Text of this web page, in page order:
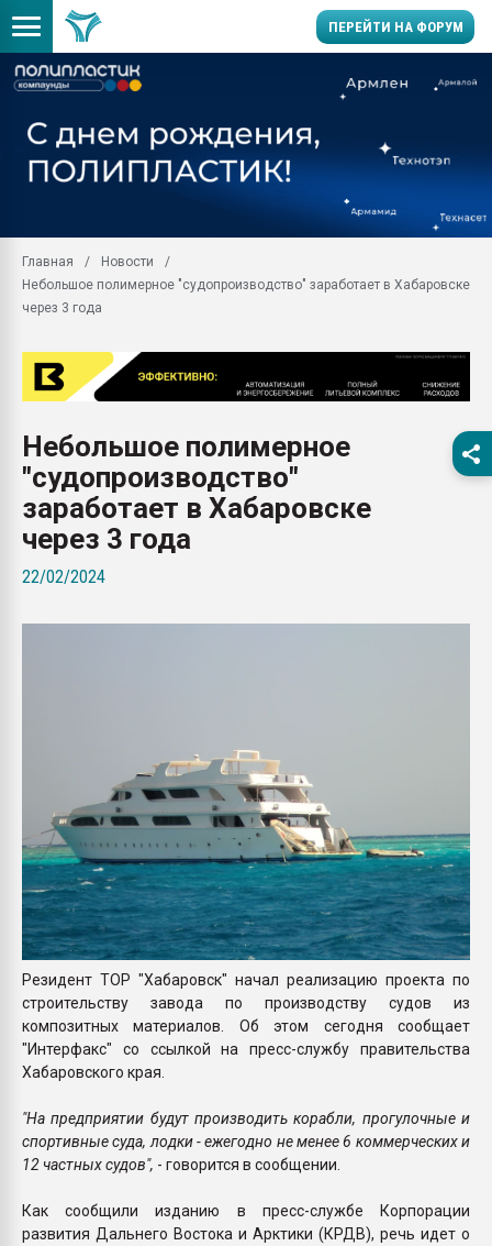
ПЕРЕЙТИ НА ФОРУМ
заводу пластмасс"
28.07.2026
первый план в
28.07.2026
ситуацией на
Всё, что касается
Главная
Новости
Небольшое полимерное "судопроизводство" заработает в Хабаровске
через 3 года
Небольшое полимерное
"судопроизводство"
заработает в Хабаровске
через 3 года
22/02/2024
Резидент ТОР "Хабаровск" начал реализацию проекта по
строительству завода по производству судов из
композитных материалов. Об этом сегодня сообщает
"Интерфакс" со ссылкой на пресс-службу правительства
Хабаровского края.
"На предприятии будут производить корабли, прогулочные и
спортивные суда, лодки - ежегодно не менее 6 коммерческих и
12 частных судов", - говорится в сообщении.
Как сообщили изданию в пресс-службе Корпорации
развития Дальнего Востока и Арктики (КРДВ), речь идет о